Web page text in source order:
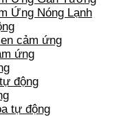
Ứng Nóng Lạnh
cảm ứng
ứng
động
tự động